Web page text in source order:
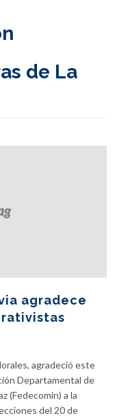
de La
agradece
agradeció este
Departamental de
(Fedecomin) a la
del 20 de